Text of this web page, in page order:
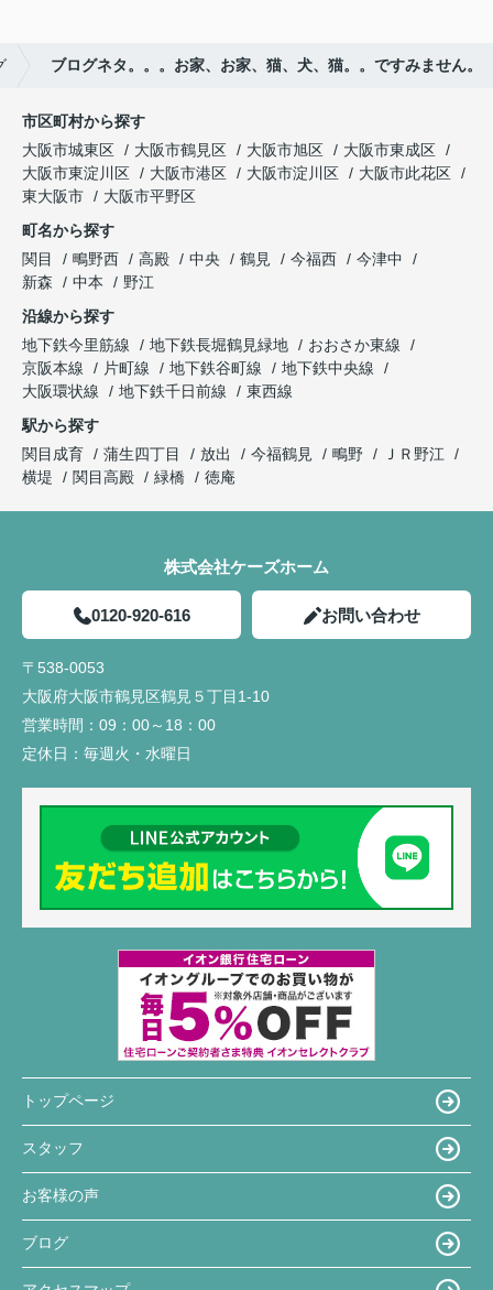
ブログネタ。。。お家、お家、猫、犬、猫。。ですみません。
市区町村から探す
大阪市城東区
大阪市鶴見区 大阪市旭区
大阪市東成区
大阪市東淀川区
大阪市港区 大阪市淀川区
大阪市此花区
東大阪市
大阪市平野区
町名から探す
関目
鴫野西 高殿 中央 鶴見 今福西
今津中
新森
中本
野江
沿線から探す
地下鉄今里筋線
地下鉄長堀鶴見緑地
おおさか東線
京阪本線
片町線 地下鉄谷町線
地下鉄中央線
大阪環状線
地下鉄千日前線
東西線
駅から探す
関目成育
蒲生四丁目 放出 今福鶴見 鴫野
ＪＲ野江
横堤
関目高殿 緑橋 徳庵
株式会社ケーズホーム
0120-920-616 お問い合わせ
〒538-0053
大阪府大阪市鶴見区鶴見５丁目1-10
営業時間： 09：00～18：00
定休日： 毎週火・水曜日
トップページ
スタッフ
お客様の声
ブログ